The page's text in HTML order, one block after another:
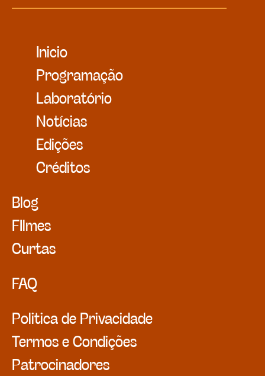
Inicio
Programação
Laboratório
Notícias
Edições
Créditos
Blog
FIlmes
Curtas
FAQ
Politica de Privacidade
Termos e Condições
Patrocinadores